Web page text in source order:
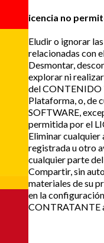
Esta licencia no
Eludir o ignorar
relacionadas con
Desmontar,
explorar ni
del CONTENIDO
Plataforma, o, de
SOFTWARE,
permitida por el
Eliminar cualquier
registrada u otro
cualquier parte
Compartir, sin
materiales de su
en la
CONTRATANTE